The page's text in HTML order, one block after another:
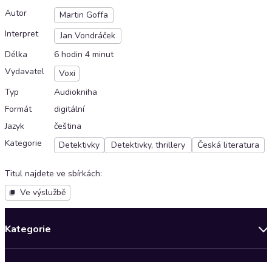
Autor
Martin Goffa
Interpret
Jan Vondráček
Délka
6 hodin 4 minut
Vydavatel
Voxi
Typ
Audiokniha
Formát
digitální
Jazyk
čeština
Kategorie
Detektivky Detektivky, thrillery Česká literatura
Titul najdete ve sbírkách:
Ve výslužbě
Kategorie